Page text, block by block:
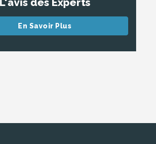
En Savoir Plus